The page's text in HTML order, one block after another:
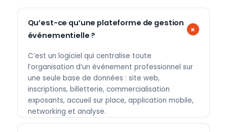
Qu’est-ce qu’une plateforme de gestion
événementielle ?
C’est un logiciel qui centralise toute
l’organisation d’un événement professionnel sur
une seule base de données : site web,
inscriptions, billetterie, commercialisation
exposants, accueil sur place, application mobile,
networking et analyse.